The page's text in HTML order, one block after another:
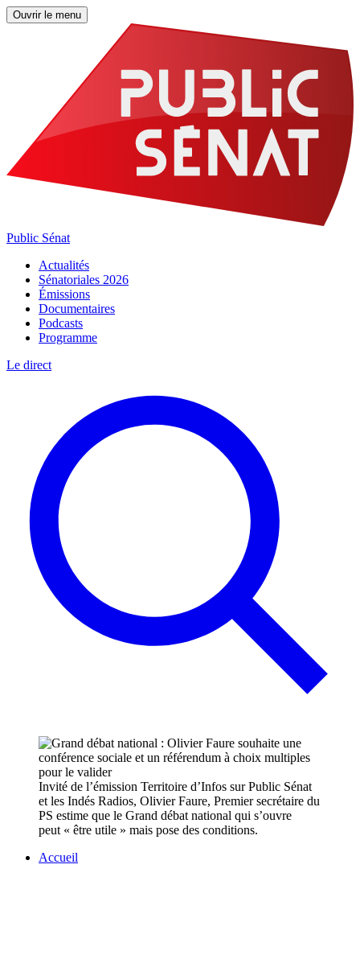
Ouvrir le menu
Public Sénat
Actualités
Sénatoriales 2026
Émissions
Documentaires
Podcasts
Programme
Le direct
Invité de l’émission Territoire d’Infos sur Public Sénat
et les Indés Radios, Olivier Faure, Premier secrétaire du
PS estime que le Grand débat national qui s’ouvre
peut « être utile » mais pose des conditions.
Accueil